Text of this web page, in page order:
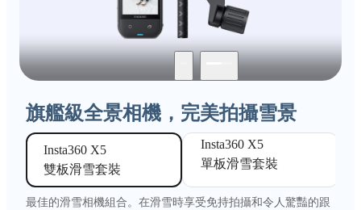
旗艦級全景相機，完美拍攝雪景
Insta360 X5
雙板滑雪套裝
Insta360 X5
單板滑雪套裝
最佳的滑雪相機組合。在滑雪時享受免持拍攝和令人驚豔的跟